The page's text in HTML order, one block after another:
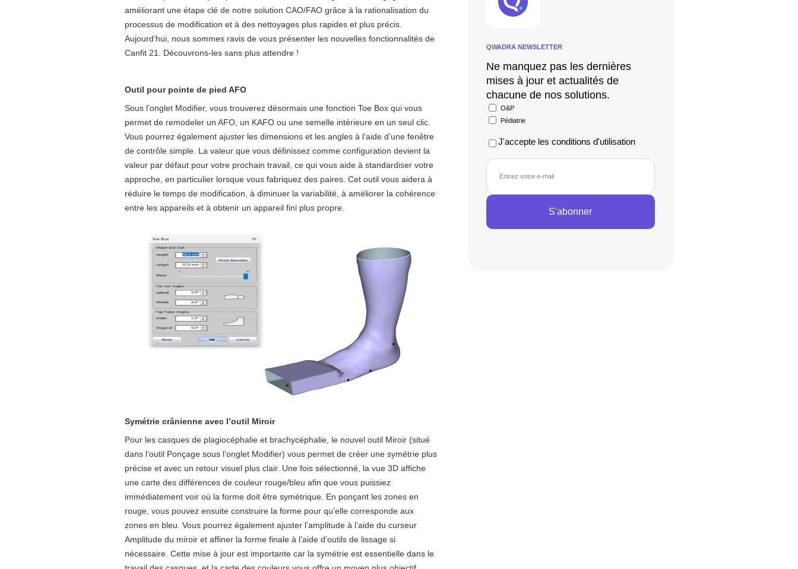
améliorant une étape clé de notre solution CAO/FAO grâce à la rationalisation du
processus de modification et à des nettoyages plus rapides et plus précis.
Aujourd’hui, nous sommes ravis de vous présenter les nouvelles fonctionnalités de
Canfit 21. Découvrons-les sans plus attendre !
Outil pour pointe de pied AFO
Sous l’onglet Modifier, vous trouverez désormais une fonction Toe Box qui vous
permet de remodeler un AFO, un KAFO ou une semelle intérieure en un seul clic.
Vous pourrez également ajuster les dimensions et les angles à l’aide d’une fenêtre
de contrôle simple. La valeur que vous définissez comme configuration devient la
valeur par défaut pour votre prochain travail, ce qui vous aide à standardiser votre
approche, en particulier lorsque vous fabriquez des paires. Cet outil vous aidera à
réduire le temps de modification, à diminuer la variabilité, à améliorer la cohérence
entre les appareils et à obtenir un appareil fini plus propre.
Symétrie crânienne avec l’outil Miroir
Pour les casques de plagiocéphalie et brachycéphalie, le nouvel outil Miroir (situé
dans l’outil Ponçage sous l’onglet Modifier) vous permet de créer une symétrie plus
précise et avec un retour visuel plus clair. Une fois sélectionné, la vue 3D affiche
une carte des différences de couleur rouge/bleu afin que vous puissiez
immédiatement voir où la forme doit être symétrique. En ponçant les zones en
rouge, vous pouvez ensuite construire la forme pour qu’elle corresponde aux
zones en bleu. Vous pourrez également ajuster l’amplitude à l’aide du curseur
Amplitude du miroir et affiner la forme finale à l’aide d’outils de lissage si
nécessaire. Cette mise à jour est importante car la symétrie est essentielle dans le
QWADRA NEWSLETTER
Ne manquez pas les dernières
mises à jour et actualités de
chacune de nos solutions.
Sans
titre
O&P
Pédiatrie
J'accepte les conditions d'utilisation
newsletter
S'abonner